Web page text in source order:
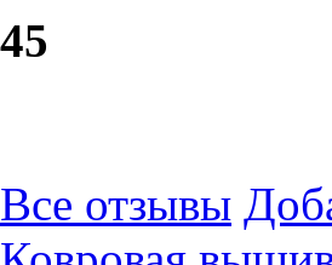
45
Все отзывы